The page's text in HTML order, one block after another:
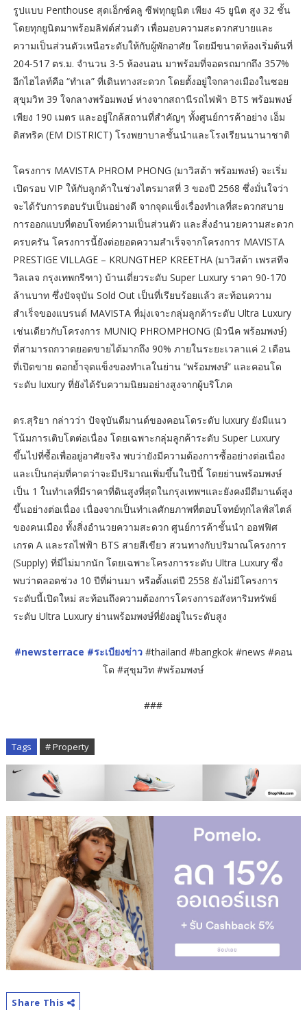
รูปแบบ Penthouse สุดเอ็กซ์คลู ซีฟทุกยูนิต เพียง 45 ยูนิต สูง 32 ชั้น
โดยทุกยูนิตมาพร้อมลิฟต์ส่วนตัว เพื่อมอบความสะดวกสบายและ
ความเป็นส่วนตัวเหนือระดับให้กับผู้พักอาศัย โดยมีขนาดห้องเริ่มต้นที่
204-517 ตร.ม. จำนวน 3-5 ห้องนอน มาพร้อมที่จอดรถมากถึง 357%
อีกไฮไลท์คือ “ทำเล” ที่เดินทางสะดวก โดยตั้งอยู่ใจกลางเมืองในซอย
สุขุมวิท 39 ใจกลางพร้อมพงษ์ ห่างจากสถานีรถไฟฟ้า BTS พร้อมพงษ์
เพียง 190 เมตร และอยู่ใกล้สถานที่สำคัญๆ ทั้งศูนย์การค้าอย่าง เอ็ม
ดิสทริค (EM DISTRICT) โรงพยาบาลชั้นนำและโรงเรียนนานาชาติ
โครงการ MAVISTA PHROM PHONG (มาวิสต้า พร้อมพงษ์) จะเริ่ม
เปิดรอบ VIP ให้กับลูกค้าในช่วงไตรมาสที่ 3 ของปี 2568 ซึ่งมั่นใจว่า
จะได้รับการตอบรับเป็นอย่างดี จากจุดแข็งเรื่องทำเลที่สะดวกสบาย
การออกแบบที่ตอบโจทย์ความเป็นส่วนตัว และสิ่งอำนวยความสะดวก
ครบครัน โครงการนี้ยังต่อยอดความสำเร็จจากโครงการ MAVISTA
PRESTIGE VILLAGE – KRUNGTHEP KREETHA (มาวิสต้า เพรสทีจ
วิลเลจ กรุงเทพกรีฑา) บ้านเดี่ยวระดับ Super Luxury ราคา 90-170
ล้านบาท ซึ่งปัจจุบัน Sold Out เป็นที่เรียบร้อยแล้ว สะท้อนความ
สำเร็จของแบรนด์ MAVISTA ที่มุ่งเจาะกลุ่มลูกค้าระดับ Ultra Luxury
เช่นเดียวกับโครงการ MUNIQ PHROMPHONG (มิวนีค พร้อมพงษ์)
ที่สามารถกวาดยอดขายได้มากถึง 90% ภายในระยะเวลาแค่ 2 เดือน
ที่เปิดขาย ตอกย้ำจุดแข็งของทำเลในย่าน “พร้อมพงษ์” และคอนโด
ระดับ luxury ที่ยังได้รับความนิยมอย่างสูงจากผู้บริโภค
ดร.สุริยา กล่าวว่า ปัจจุบันดีมานด์ของคอนโดระดับ luxury ยังมีแนว
โน้มการเติบโตต่อเนื่อง โดยเฉพาะกลุ่มลูกค้าระดับ Super Luxury
ขึ้นไปที่ซื้อเพื่ออยู่อาศัยจริง พบว่ายังมีความต้องการซื้ออย่างต่อเนื่อง
และเป็นกลุ่มที่คาดว่าจะมีปริมาณเพิ่มขึ้นในปีนี้ โดยย่านพร้อมพงษ์
เป็น 1 ในทำเลที่มีราคาที่ดินสูงที่สุดในกรุงเทพฯและยังคงมีดีมานด์สูง
ขึ้นอย่างต่อเนื่อง เนื่องจากเป็นทำเลศักยภาพที่ตอบโจทย์ทุกไลฟ์สไตล์
ของคนเมือง ทั้งสิ่งอำนวยความสะดวก ศูนย์การค้าชั้นนำ ออฟฟิศ
เกรด A และรถไฟฟ้า BTS สายสีเขียว สวนทางกับปริมาณโครงการ
(Supply) ที่มีไม่มากนัก โดยเฉพาะโครงการระดับ Ultra Luxury ซึ่ง
พบว่าตลอดช่วง 10 ปีที่ผ่านมา หรือตั้งแต่ปี 2558 ยังไม่มีโครงการ
ระดับนี้เปิดใหม่ สะท้อนถึงความต้องการโครงการอสังหาริมทรัพย์
ระดับ Ultra Luxury ย่านพร้อมพงษ์ที่ยังอยู่ในระดับสูง
#newsterrace #ระเบียงข่าว#thailand #bangkok #news #คอน
โด #สุขุมวิท #พร้อมพงษ์
###
Tags # Property
Share This